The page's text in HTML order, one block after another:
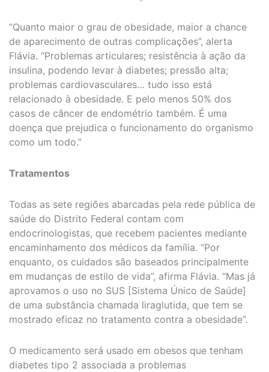
“Quanto maior o grau de obesidade, maior a chance
de aparecimento de outras complicações”, alerta
Flávia. “Problemas articulares; resistência à ação da
insulina, podendo levar à diabetes; pressão alta;
problemas cardiovasculares… tudo isso está
relacionado à obesidade. E pelo menos 50% dos
casos de câncer de endométrio também. É uma
doença que prejudica o funcionamento do organismo
como um todo.”
Tratamentos
Todas as sete regiões abarcadas pela rede pública de
saúde do Distrito Federal contam com
endocrinologistas, que recebem pacientes mediante
encaminhamento dos médicos da família. “Por
enquanto, os cuidados são baseados principalmente
em mudanças de estilo de vida”, afirma Flávia. “Mas já
aprovamos o uso no SUS [Sistema Único de Saúde]
de uma substância chamada liraglutida, que tem se
mostrado eficaz no tratamento contra a obesidade”.
O medicamento será usado em obesos que tenham
diabetes tipo 2 associada a problemas